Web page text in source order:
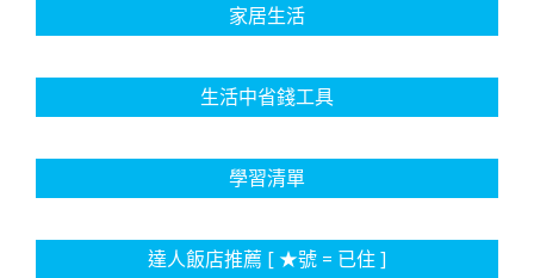
家居生活
生活中省錢工具
學習清單
達人飯店推薦 [ ★號 = 已住 ]